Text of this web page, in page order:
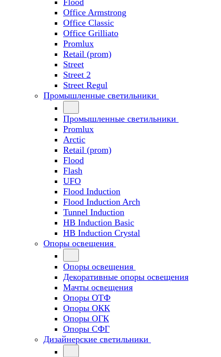
Flood
Office Armstrong
Office Classic
Office Grilliato
Promlux
Retail (prom)
Street
Street 2
Street Regul
Промышленные светильники
Промышленные светильники
Promlux
Arctic
Retail (prom)
Flood
Flash
UFO
Flood Induction
Flood Induction Arch
Tunnel Induction
HB Induction Basic
HB Induction Crystal
Опоры освещения
Опоры освещения
Декоративные опоры освещения
Мачты освещения
Опоры ОТФ
Опоры ОКК
Опоры ОГК
Опоры СФГ
Дизайнерские светильники